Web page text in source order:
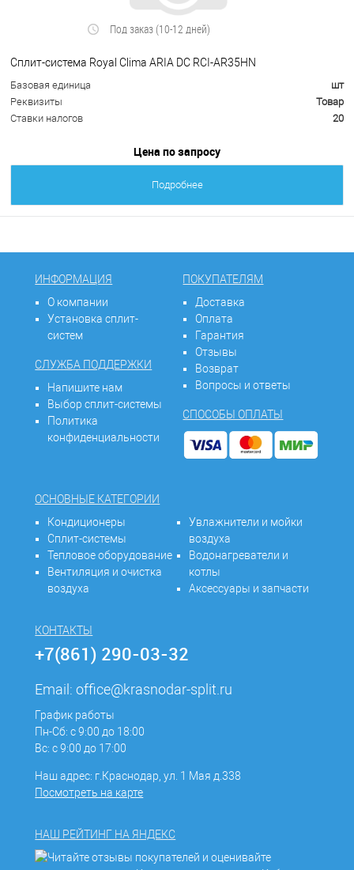
Под заказ (10-12 дней)
Сплит-система Royal Clima ARIA DC RCI-AR35HN
Базовая единица
шт
Реквизиты
Товар
Ставки налогов
20
Цена по запросу
Подробнее
ИНФОРМАЦИЯ
О компании
Установка сплит-
систем
СЛУЖБА ПОДДЕРЖКИ
Напишите нам
Выбор сплит-системы
Политика
конфиденциальности
ПОКУПАТЕЛЯМ
Доставка
Оплата
Гарантия
Отзывы
Возврат
Вопросы и ответы
СПОСОБЫ ОПЛАТЫ
ОСНОВНЫЕ КАТЕГОРИИ
Кондиционеры
Сплит-системы
Тепловое оборудование
Вентиляция и очистка
воздуха
Увлажнители и мойки
воздуха
Водонагреватели и
котлы
Аксессуары и запчасти
КОНТАКТЫ
+7(861) 290-03-32
Email:office@krasnodar-split.ru
График работы
Пн-Сб: с 9:00 до 18:00
Вс: с 9:00 до 17:00
Наш адрес: г.Краснодар, ул. 1 Мая д.338
Посмотреть на карте
НАШ РЕЙТИНГ НА ЯНДЕКС